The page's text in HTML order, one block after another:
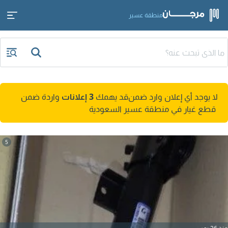
منطقة عسير
لا يوجد أي إعلان وارد ضمنقد يهمك 3 إعلانات
واردة ضمن
قطع غيار في منطقة عسير السعودية
5